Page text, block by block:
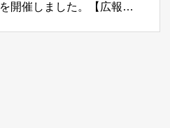
『熊本県地質調査業協会ゴルフコンペ－春の陣-２０２６-』を開催しました。【広報委員会】